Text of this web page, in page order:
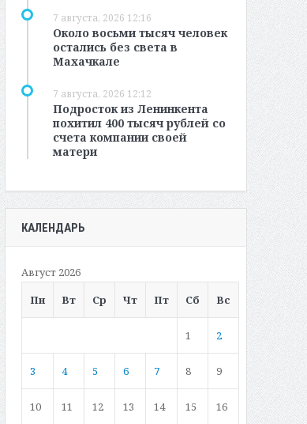
7 августа, 2026 12:16
Около восьми тысяч человек
остались без света в
Махачкале
7 августа, 2026 12:12
Подросток из Ленинкента
похитил 400 тысяч рублей со
счета компании своей
матери
КАЛЕНДАРЬ
Август 2026
Пн
Вт Ср Чт Пт Сб Вс
1 2
3 4 5 6 7 8 9
10 11 12 13 14 15 16